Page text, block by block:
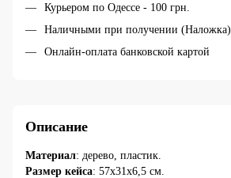
Курьером по Одессе - 100 грн.
Наличными при получении (Наложка)
Онлайн-оплата банковской картой
Описание
Материал: дерево, пластик.
Размер кейса: 57х31х6,5 см.